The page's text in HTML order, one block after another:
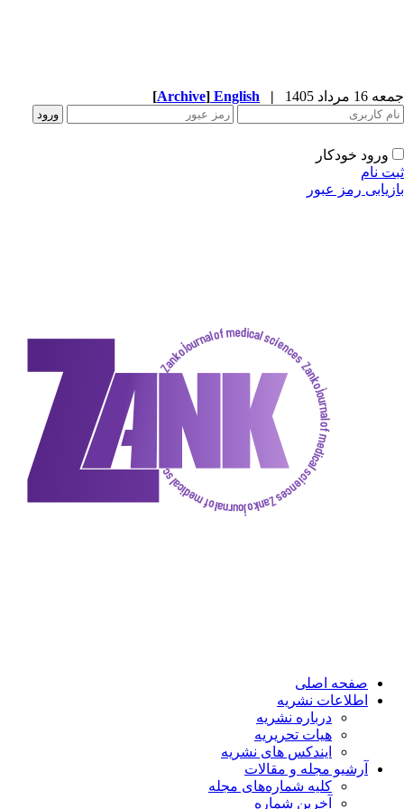
|
English
[Archive
عبور
اصلی
نشریه
درباره نشریه
هیات تحریریه
ایندکس های نشریه
مجله و مقالات
کلیه شماره‌های مجله
آخرین شماره